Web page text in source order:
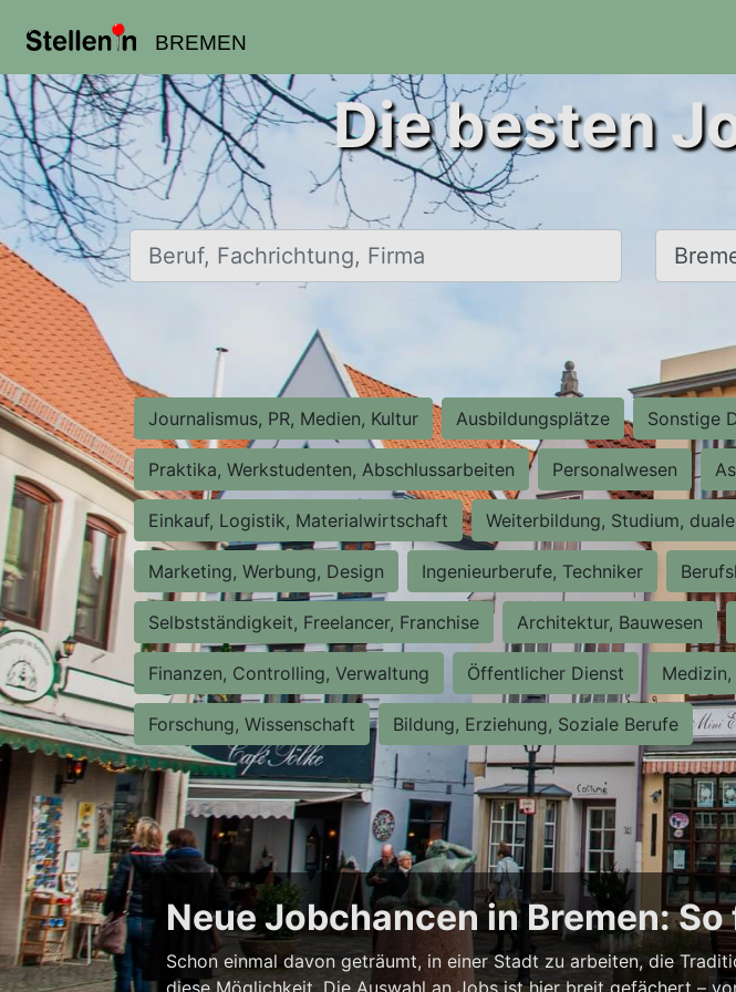
BREMEN
Die besten
Beruf, Fachrichtung, Firma Ort, Stadt
Journalismus, PR, Medien, Kultur Ausbildungsplätze Sonstige
Praktika, Werkstudenten, Abschlussarbeiten Personalwesen
Einkauf, Logistik, Materialwirtschaft Weiterbildung, Studium,
Marketing, Werbung, Design Ingenieurberufe, Techniker
Selbstständigkeit, Freelancer, Franchise Architektur, Bauwesen
Finanzen, Controlling, Verwaltung Öffentlicher Dienst
Forschung, Wissenschaft Bildung, Erziehung, Soziale Berufe
Neue Jobchancen in Bremen:
Schon einmal davon geträumt, in einer Stadt zu arbeiten, die